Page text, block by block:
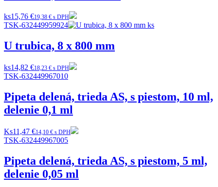
ks15,76 €19,38 € s DPH
TSK-632449959924
U trubica, 8 x 800 mm
ks14,82 €18,23 € s DPH
TSK-632449967010
Pipeta delená, trieda AS, s piestom, 10 ml,
delenie 0,1 ml
Ks11,47 €14,10 € s DPH
TSK-632449967005
Pipeta delená, trieda AS, s piestom, 5 ml,
delenie 0,05 ml